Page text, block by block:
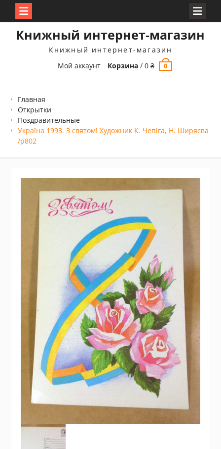
Книжный интернет-магазин
Книжный интернет-магазин
Мой аккаунт
Корзина /0₴ 0
Главная
Открытки
Поздравительные
Україна 1993. З святом! Художник К. Чепіга, Н. Ширяєва
/р802